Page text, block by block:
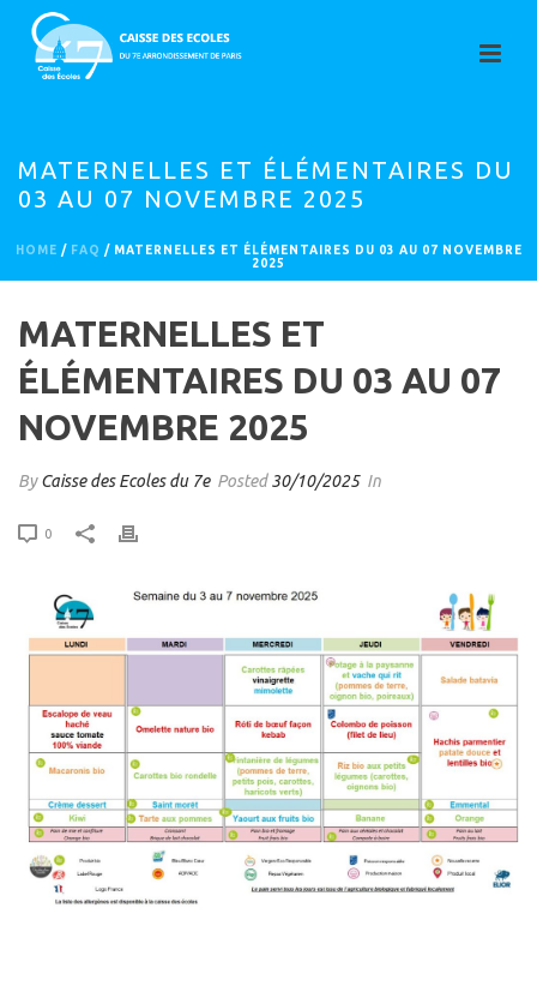
MATERNELLES ET ÉLÉMENTAIRES DU
03 AU 07 NOVEMBRE 2025
HOME / FAQ / MATERNELLES ET ÉLÉMENTAIRES DU 03 AU 07 NOVEMBRE
2025
MATERNELLES ET
ÉLÉMENTAIRES DU 03 AU 07
NOVEMBRE 2025
ByCaisse des Ecoles du 7e Posted30/10/2025 In
0